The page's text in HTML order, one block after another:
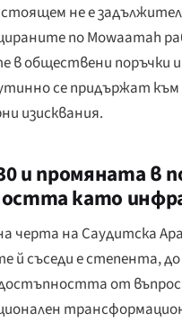
не е
по Mowaamah
в обществени поръчки
се придържат
изисквания.
и промяната в
като
черта на Саудитска
й съседи е степента,
от въпрос